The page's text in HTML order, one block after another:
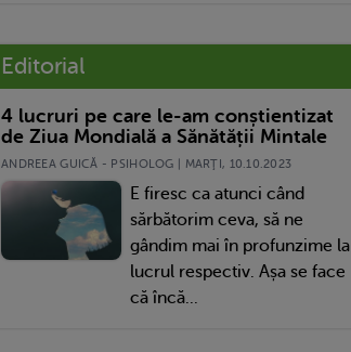
Editorial
4 lucruri pe care le-am conștientizat
de Ziua Mondială a Sănătății Mintale
ANDREEA GUICĂ - PSIHOLOG | MARŢI, 10.10.2023
E firesc ca atunci când
sărbătorim ceva, să ne
gândim mai în profunzime la
lucrul respectiv. Așa se face
că încă...